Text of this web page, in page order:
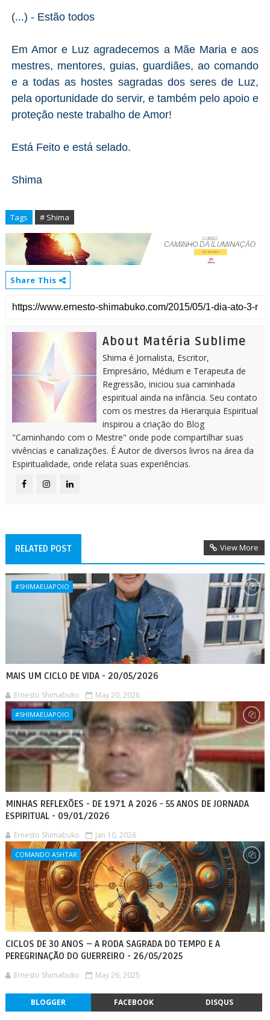
(...) - Estão todos
Em Amor e Luz agradecemos a Mãe Maria e aos
mestres, mentores, guias, guardiães, ao comando
e a todas as hostes sagradas dos seres de Luz,
pela oportunidade do servir, e também pelo apoio e
proteção neste trabalho de Amor!
Está Feito e está selado.
Shima
Tags # Shima
Share This
About Matéria Sublime
Shima é Jornalista, Escritor,
Empresário, Médium e Terapeuta de
Regressão, iniciou sua caminhada
espiritual ainda na infância. Seu contato
com os mestres da Hierarquia Espiritual
inspirou a criação do Blog
"Caminhando com o Mestre" onde pode compartilhar suas
vivências e canalizações. É Autor de diversos livros na área da
Espiritualidade, onde relata suas experiências.
RELATED POST View More
#SHIMAEUAPOIO
MAIS UM CICLO DE VIDA - 20/05/2026
Ernesto Shimabuko May 20, 2026
#SHIMAEUAPOIO
MINHAS REFLEXÕES - DE 1971 A 2026 - 55 ANOS DE JORNADA
ESPIRITUAL - 09/01/2026
Ernesto Shimabuko Jan 10, 2026
COMANDO ASHTAR
CICLOS DE 30 ANOS – A RODA SAGRADA DO TEMPO E A
PEREGRINAÇÃO DO GUERREIRO - 26/05/2025
Ernesto Shimabuko May 26, 2025
BLOGGER FACEBOOK DISQUS